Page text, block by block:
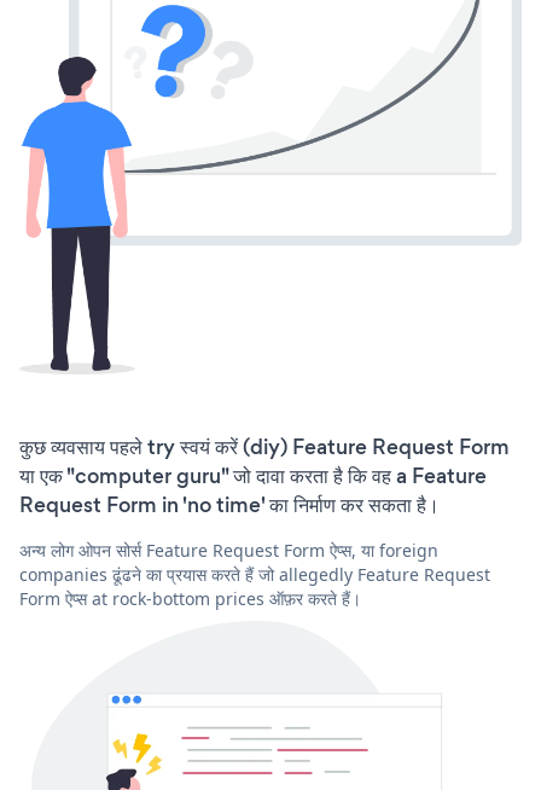
कुछ व्यवसाय पहले try स्वयं करें (diy) Feature Request Form
या एक "computer guru" जो दावा करता है कि वह a Feature
Request Form in 'no time' का निर्माण कर सकता है।
अन्य लोग ओपन सोर्स Feature Request Form ऐप्स, या foreign
companies ढूंढने का प्रयास करते हैं जो allegedly Feature Request
Form ऐप्स at rock-bottom prices ऑफ़र करते हैं।